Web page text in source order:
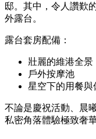
邸。其中，令人讚歎
外露台。
露台套房配備：
壯麗的維港全景
戶外按摩池
星空下的用餐與
不論是慶祝活動、晨
私密角落體驗極致奢華